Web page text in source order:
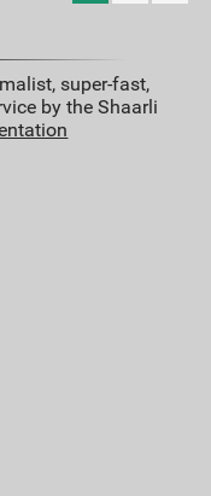
super-fast,
by the Shaarli